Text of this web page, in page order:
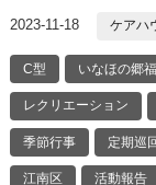
2023-11-18 ケアハ
C型 いなほの郷
レクリエーション
季節行事 定期巡
江南区 活動報告